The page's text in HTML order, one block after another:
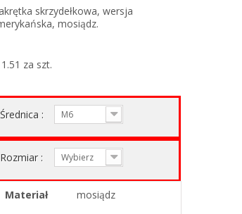
skrzydełkowa, wersja
mosiądz.
1.51 za szt.
Średnica : M6
Rozmiar : Wybierz
Materiał
mosiądz